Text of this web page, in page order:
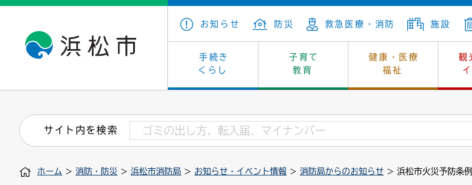
お知らせ 防災 救急医療・消防 施設
手続き
くらし
子育て
教育
健康・医療
福祉
観
戸籍・住民の手続き 保険・年金 上下水道
住まい・建築 墓地・斎場 消費生活
税金 法人税 環境
子育て・青少年・若者 教育 生涯学習
看護専門学校 学級閉鎖 幼稚園一覧
小学校一覧 中学校一覧
健康・医療 福祉 休日当番医
介護保険 保健所
文化・芸術 文化財 レジャー・ス
浜松・浜名湖だいすきネット はじめよう、ハマライフ
産業振興 カーボンニュートラル 土地
発注情報(入札・契約) 福祉・介護 環境対策
募集 雇用・就労 企業立地
市の概要 庁舎案内 市長の部屋
外郭団体 統計 選挙
職員採用 市有財産 例規・公示
サイト内を検索
ホーム > 消防・防災 > 浜松市消防局 > お知らせ・イベント情報 > 消防局からのお知らせ > 浜松市火災予防条